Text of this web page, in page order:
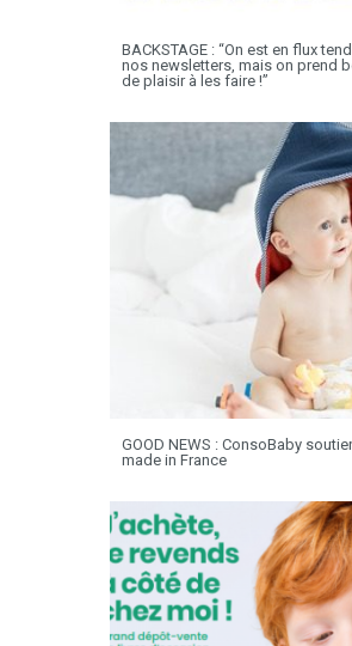
BACKSTAGE : “On est en flux
nos newsletters, mais on prend
de plaisir à les faire !”
GOOD NEWS : ConsoBaby
made in France